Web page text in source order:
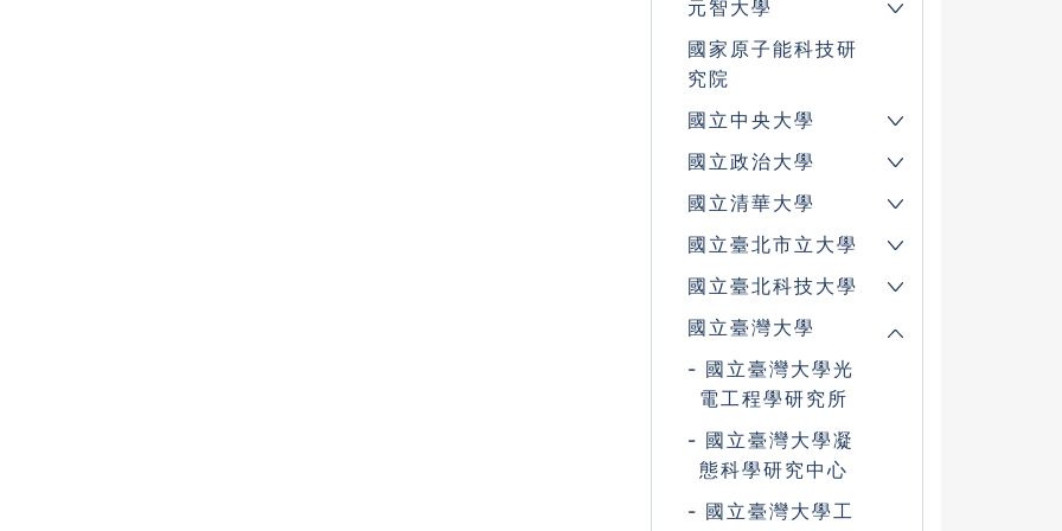
元智大學
國家原子能科技研
究院
國立中央大學
國立政治大學
國立清華大學
國立臺北市立大學
國立臺北科技大學
國立臺灣大學
國立臺灣大學光
電工程學研究所
國立臺灣大學凝
態科學研究中心
國立臺灣大學工